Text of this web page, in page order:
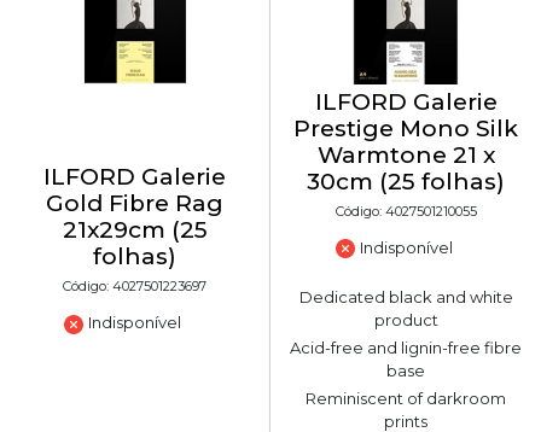
ILFORD Galerie
Gold Fibre Rag
21x29cm (25
folhas)
Código: 4027501223697
Indisponível
ILFORD Galerie
Prestige Mono Silk
Warmtone 21 x
30cm (25 folhas)
Código: 4027501210055
Indisponível
Dedicated black and white
product
Acid-free and lignin-free fibre
base
Reminiscent of darkroom
prints